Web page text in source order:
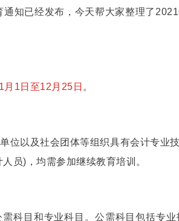
知已经发布，今天帮大家整理了
月1日至12月25日 。
位以及社会团体等组织具有会计专业
员)，均需参加继续教育培训。
科目和专业科目。公需科目包括专